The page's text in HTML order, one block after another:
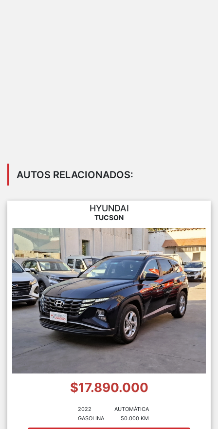
AUTOS RELACIONADOS:
HYUNDAI
TUCSON
$17.890.000
2022
GASOLINA
AUTOMÁTICA
50.000 KM